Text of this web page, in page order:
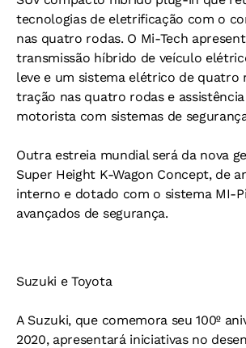
tecnologias de eletrificação com o
nas quatro rodas. O Mi-Tech
transmissão híbrido de veículo
leve e um sistema elétrico de quatro
tração nas quatro rodas e
motorista com sistemas de
Outra estreia mundial será da nova
Super Height K-Wagon Concept, de
interno e dotado com o sistema MI-
avançados de segurança.
Suzuki e Toyota
A Suzuki, que comemora seu 100º
2020, apresentará iniciativas no